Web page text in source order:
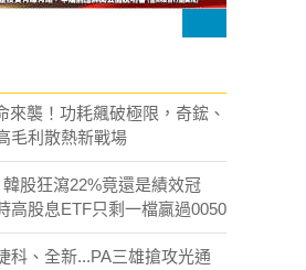
來襲！功耗飆破極限，奇鋐、
毛利散熱新戰場
股狂瀉22%竟還是績效冠
高股息ETF只剩一檔贏過0050
科、全新...PA三雄搶攻光通